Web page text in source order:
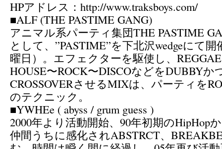
HPアドレス：http://www.traksboys.com/
■ALF (THE PASTIME GANG)
アニマル系パーティ集団THE PASTIME
として、”PASTIME”を下北沢wedgeにて
曜日）。エフェクターを駆使し、
HOUSE〜ROCK〜DISCOなどをDUBBYか
CROSSOVERさせるMIXは、パーティを
のテクニック。
■YWHEe ( abyss / grum guess )
2000年より活動開始、90年初期のHipHop
仲間うちに感化されABSTRCT、